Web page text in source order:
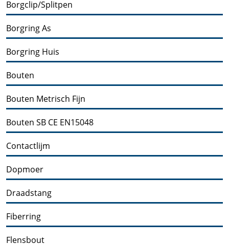
Borgclip/Splitpen
Borgring As
Borgring Huis
Bouten
Bouten Metrisch Fijn
Bouten SB CE EN15048
Contactlijm
Dopmoer
Draadstang
Fiberring
Flensbout